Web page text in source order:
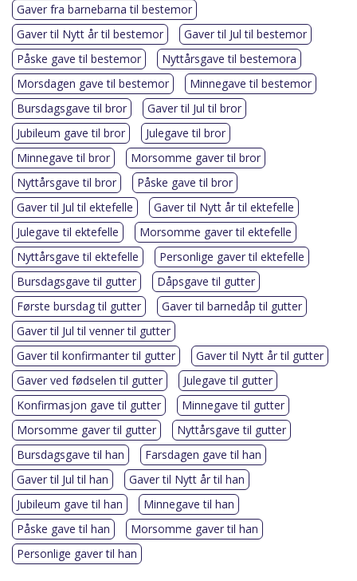
Gaver fra barnebarna til bestemor
Gaver til Nytt år til bestemor
Gaver til Jul til bestemor
Påske gave til bestemor
Nyttårsgave til bestemora
Morsdagen gave til bestemor
Minnegave til bestemor
Bursdagsgave til bror
Gaver til Jul til bror
Jubileum gave til bror
Julegave til bror
Minnegave til bror
Morsomme gaver til bror
Nyttårsgave til bror
Påske gave til bror
Gaver til Jul til ektefelle
Gaver til Nytt år til ektefelle
Julegave til ektefelle
Morsomme gaver til ektefelle
Nyttårsgave til ektefelle
Personlige gaver til ektefelle
Bursdagsgave til gutter
Dåpsgave til gutter
Første bursdag til gutter
Gaver til barnedåp til gutter
Gaver til Jul til venner til gutter
Gaver til konfirmanter til gutter
Gaver til Nytt år til gutter
Gaver ved fødselen til gutter
Julegave til gutter
Konfirmasjon gave til gutter
Minnegave til gutter
Morsomme gaver til gutter
Nyttårsgave til gutter
Bursdagsgave til han
Farsdagen gave til han
Gaver til Jul til han
Gaver til Nytt år til han
Jubileum gave til han
Minnegave til han
Påske gave til han
Morsomme gaver til han
Personlige gaver til han